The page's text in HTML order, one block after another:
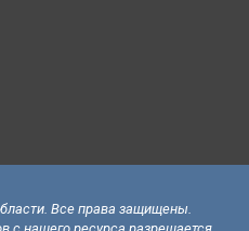
Все права защищены.